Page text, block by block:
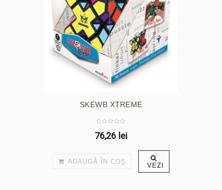
SKEWB XTREME
76,26 lei
ADAUGĂ ÎN COŞ VEZI